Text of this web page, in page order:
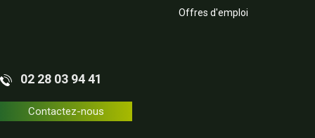
Offres d'emploi
02 28 03 94 41
Contactez-nous